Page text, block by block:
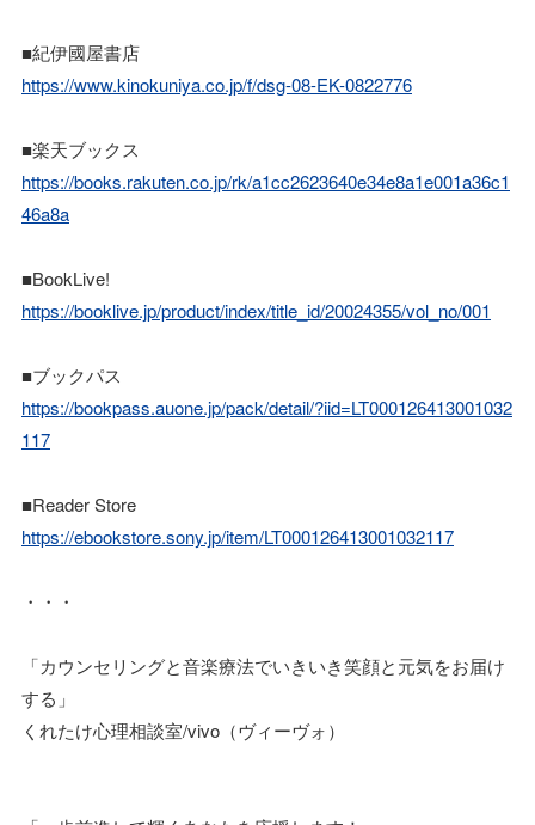
■紀伊國屋書店
https://www.kinokuniya.co.jp/f/dsg-08-EK-0822776
■楽天ブックス
https://books.rakuten.co.jp/rk/a1cc2623640e34e8a1e001a36c1
46a8a
■BookLive!
https://booklive.jp/product/index/title_id/20024355/vol_no/001
■ブックパス
https://bookpass.auone.jp/pack/detail/?iid=LT000126413001032
117
■Reader Store
https://ebookstore.sony.jp/item/LT000126413001032117
・・・
「カウンセリングと音楽療法でいきいき笑顔と元気をお届け
する」
くれたけ心理相談室/vivo（ヴィーヴォ）